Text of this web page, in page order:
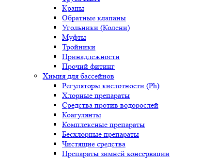
Краны
Обратные клапаны
Угольники (Колени)
Муфты
Тройники
Принадлежности
Прочий фитинг
Химия для бассейнов
Регуляторы кислотности (Ph)
Хлорные препараты
Средства против водорослей
Коагулянты
Комплексные препараты
Бесхлорные препараты
Чистящие средства
Препараты зимней консервации